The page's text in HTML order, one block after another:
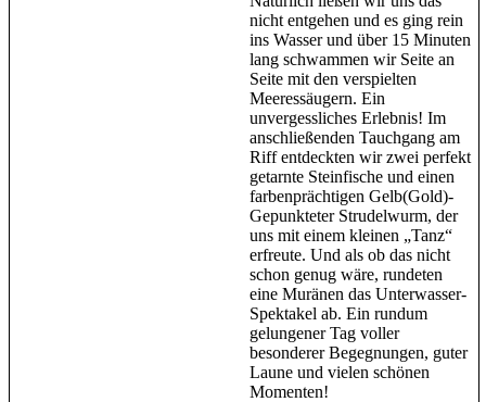
nicht entgehen und es ging rein
ins Wasser und über 15 Minuten
lang schwammen wir Seite an
Seite mit den verspielten
Meeressäugern. Ein
unvergessliches Erlebnis! Im
anschließenden Tauchgang am
Riff entdeckten wir zwei perfekt
getarnte Steinfische und einen
farbenprächtigen Gelb(Gold)-
Gepunkteter Strudelwurm, der
uns mit einem kleinen „Tanz“
erfreute. Und als ob das nicht
schon genug wäre, rundeten
eine Muränen das Unterwasser-
Spektakel ab. Ein rundum
gelungener Tag voller
besonderer Begegnungen, guter
Laune und vielen schönen
Momenten!